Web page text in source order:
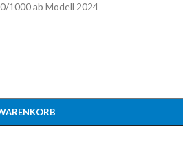
1000 ab Modell 2024